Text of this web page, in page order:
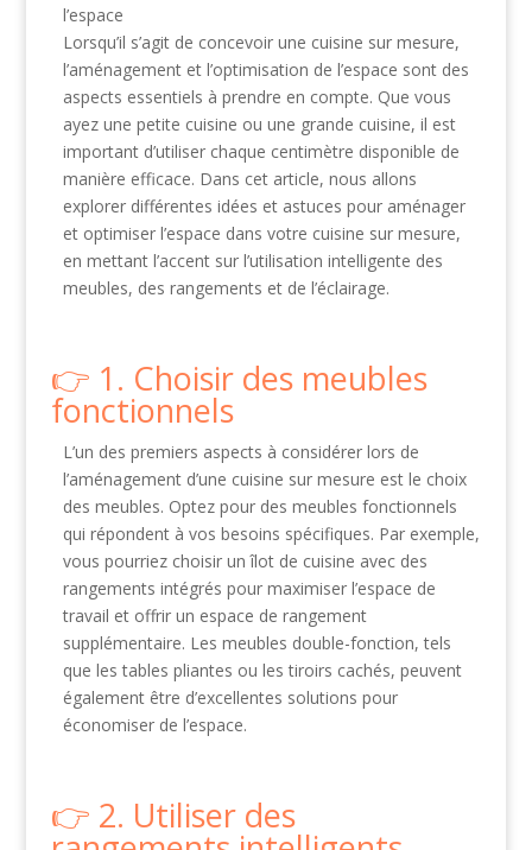
l’espace
Lorsqu’il s’agit de concevoir une cuisine sur mesure,
l’aménagement et l’optimisation de l’espace sont des
aspects essentiels à prendre en compte. Que vous
ayez une petite cuisine ou une grande cuisine, il est
important d’utiliser chaque centimètre disponible de
manière efficace. Dans cet article, nous allons
explorer différentes idées et astuces pour aménager
et optimiser l’espace dans votre cuisine sur mesure,
en mettant l’accent sur l’utilisation intelligente des
meubles, des rangements et de l’éclairage.
1. Choisir des meubles
fonctionnels
L’un des premiers aspects à considérer lors de
l’aménagement d’une cuisine sur mesure est le choix
des meubles. Optez pour des meubles fonctionnels
qui répondent à vos besoins spécifiques. Par exemple,
vous pourriez choisir un îlot de cuisine avec des
rangements intégrés pour maximiser l’espace de
travail et offrir un espace de rangement
supplémentaire. Les meubles double-fonction, tels
que les tables pliantes ou les tiroirs cachés, peuvent
également être d’excellentes solutions pour
économiser de l’espace.
2. Utiliser des